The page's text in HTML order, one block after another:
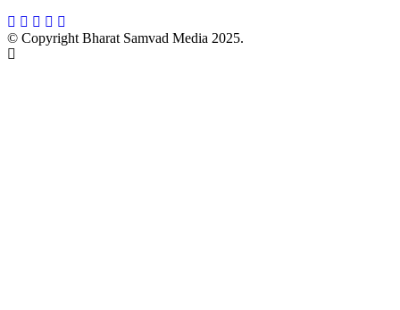
© Copyright Bharat Samvad Media 2025.